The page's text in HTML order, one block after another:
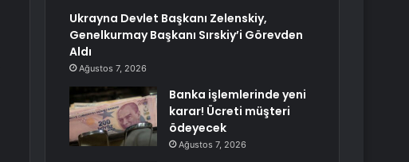
Ukrayna Devlet Başkanı Zelenskiy,
Genelkurmay Başkanı Sırskiy’i Görevden
Aldı
Ağustos 7, 2026
Banka işlemlerinde yeni
karar! Ücreti müşteri
ödeyecek
Ağustos 7, 2026